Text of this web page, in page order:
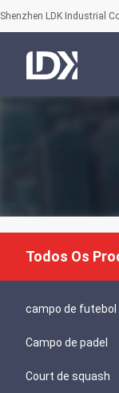
Shenzhen LDK Industrial
Todos Os
campo de futebol
Campo de padel
Court de squash